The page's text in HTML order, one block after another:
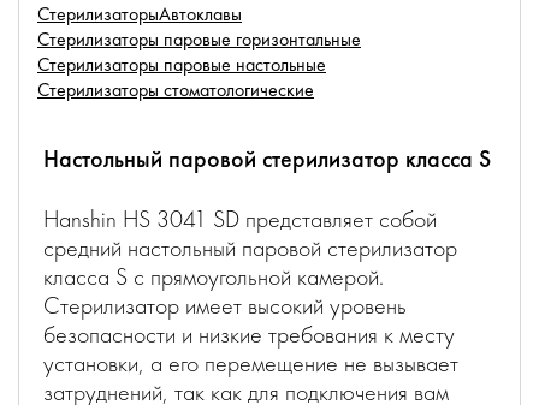
СтерилизаторыАвтоклавы
Стерилизаторы паровые горизонтальные
Стерилизаторы паровые настольные
Стерилизаторы стоматологические
Настольный паровой стерилизатор класса S
Hanshin HS 3041 SD представляет собой
средний настольный паровой стерилизатор
класса S с прямоугольной камерой.
Стерилизатор имеет высокий уровень
безопасности и низкие требования к месту
установки, а его перемещение не вызывает
затруднений, так как для подключения вам